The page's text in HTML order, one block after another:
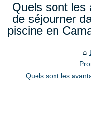
Quels sont les
de séjourner
piscine en
Quels sont les